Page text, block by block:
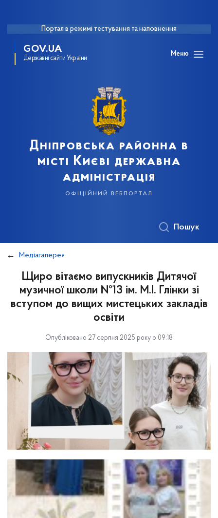
Портал в режимі тестування та наповнення
GOV.UA
Державні сайти України
Меню
Дніпровська районна в
місті Києві державна
адміністрація
офіційний вебпортал
Пошук
Медіагалерея
Щиро вітаємо випускників Дитячої
музичної школи №13 ім. М.І. Глінки зі
вступом до вищих мистецьких закладів
освіти
Опубліковано 27 серпня 2025 року о 09:18